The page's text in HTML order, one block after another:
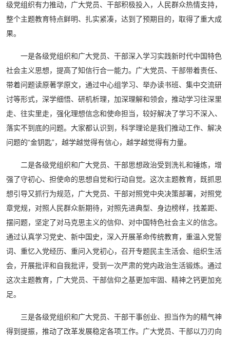
级党组织有力推动，广大党员、干部积极投入，人民群众热情支持，
整个主题教育特点鲜明、扎实紧凑，达到了预期目的，取得了重大成
果。
一是各级党组织和广大党员、干部深入学习实践新时代中国特色
社会主义思想，提高了知信行合一能力。广大党员、干部带着责任、
带着问题读原著学原文，通过中心组学习、举办读书班、集中交流研
讨等形式，深学细悟、研机析理，加深理解和领会，推动学习往深里
走、往实里走，强化理想信念和使命担当，较好解决了学习不深入、
落实不到底的问题。大家都认识到，科学理论是我们推动工作、解决
问题的“金钥匙”，越学越觉得有信心，越学越觉得有力量。
二是各级党组织和广大党员、干部思想政治受到洗礼和锤炼，增
强了守初心、担使命的思想自觉和行动自觉。这次主题教育，既抓思
想引导又抓行为规范，广大党员、干部对照党中央决策部署，对照党
章党规，对照人民群众新期待，对照先进典型、身边榜样，找差距、
摆问题，坚定了对马克思主义的信仰、对中国特色社会主义的信念。
通过认真学习党史、新中国史，深入开展革命传统教育，重温入党誓
词、重忆入党经历、重问入党初心，召开专题民主生活会、组织生活
会，开展批评和自我批评，受到一次严肃的党内政治生活锻炼。通过
这次主题教育，广大党员、干部信仰之基更加牢固、精神之钙更加充
足。
三是各级党组织和广大党员、干部干事创业、担当作为的精气神
得到提振，推动了改革发展稳定各项工作。广大党员、干部以刀刃向